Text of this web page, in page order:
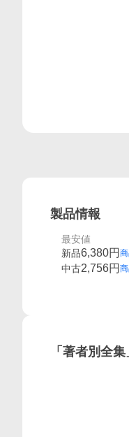
製品情報
最安値
新品6,380円
中古2,756円
「 著者別全集